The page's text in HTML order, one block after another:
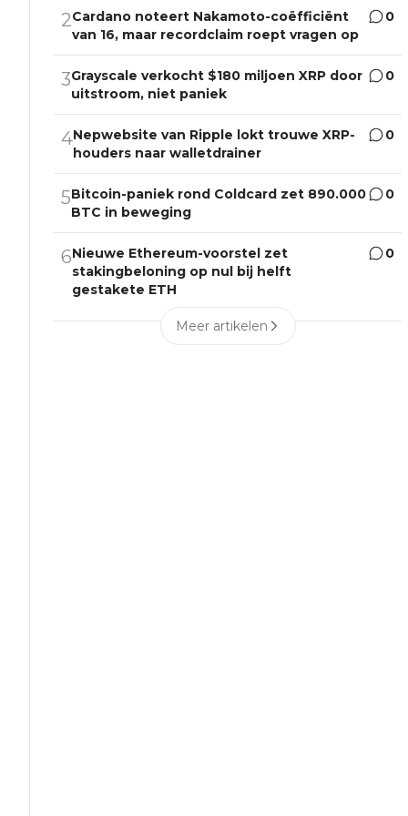
2Cardano noteert Nakamoto-coëfficiënt
van 16, maar recordclaim roept vragen op
0
3Grayscale verkocht $180 miljoen XRP door
uitstroom, niet paniek
0
4Nepwebsite van Ripple lokt trouwe XRP-
houders naar walletdrainer
0
5Bitcoin-paniek rond Coldcard zet 890.000
BTC in beweging
0
6Nieuwe Ethereum-voorstel zet
stakingbeloning op nul bij helft
gestakete ETH
0
Meer artikelen